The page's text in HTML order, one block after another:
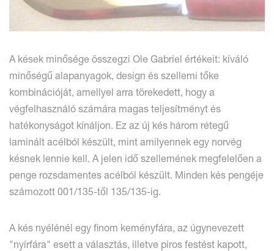
A kések minősége összegzi Ole Gabriel értékeit: kíváló
minőségű alapanyagok, design és szellemi tőke
kombinációját, amellyel arra törekedett, hogy a
végfelhasználó számára magas teljesítményt és
hatékonyságot kínáljon. Ez az új kés három rétegű
laminált acélból készült, mint amilyennek egy norvég
késnek lennie kell. A jelen idő szellemének megfelelően a
penge rozsdamentes acélból készült. Minden kés pengéje
számozott 001/135-től 135/135-ig.
A kés nyélénél egy finom keményfára, az úgynevezett
"nyírfára" esett a választás, illetve piros festést kapott,